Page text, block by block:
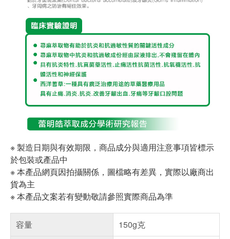
※ 製造日期與有效期限，商品成分與適用注意事項皆標示
於包裝或產品中
※ 本產品網頁因拍攝關係，圖檔略有差異，實際以廠商出
貨為主
※ 本產品文案若有變動敬請參照實際商品為準
容量
150g克